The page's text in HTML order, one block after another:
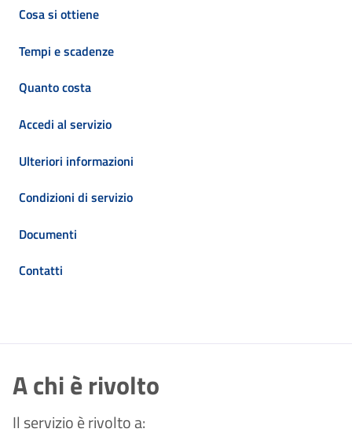
Cosa si ottiene
Tempi e scadenze
Quanto costa
Accedi al servizio
Ulteriori informazioni
Condizioni di servizio
Documenti
Contatti
A chi è rivolto
Il servizio è rivolto a: